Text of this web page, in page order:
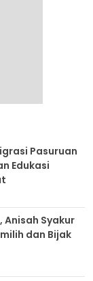
Pasuruan
Edukasi
Anisah Syakur
dan Bijak